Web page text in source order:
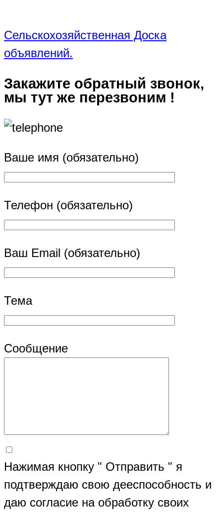
Сельскохозяйственная Доска
объявлений.
Закажите обратный звонок,
мы тут же перезвоним !
Ваше имя (обязательно)
Телефон (обязательно)
Ваш Email (обязательно)
Тема
Сообщение
Нажимая кнопку " Отправить " я
подтверждаю свою дееспособность и
даю согласие на обработку своих